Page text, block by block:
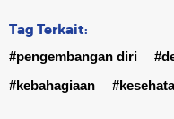
Tag Terkait:
#pengembangan diri
#kebahagiaan